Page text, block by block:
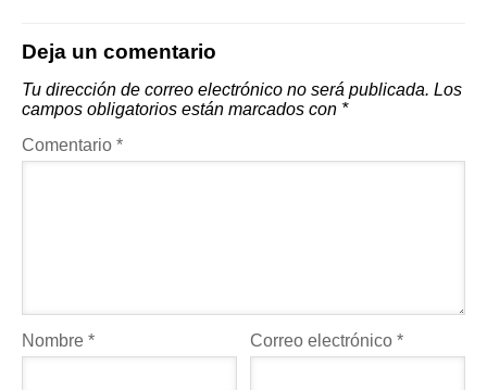
Deja un comentario
Tu dirección de correo electrónico no será publicada. Los
campos obligatorios están marcados con *
Comentario *
Nombre * Correo electrónico*